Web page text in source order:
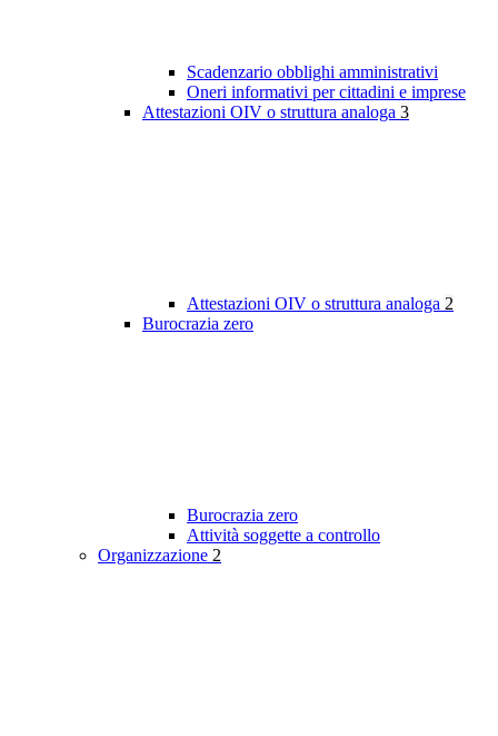
Scadenzario obblighi amministrativi
Oneri informativi per cittadini e imprese
Attestazioni OIV o struttura analoga 3
Attestazioni OIV o struttura analoga 2
Burocrazia zero
Burocrazia zero
Attività soggette a controllo
Organizzazione 2